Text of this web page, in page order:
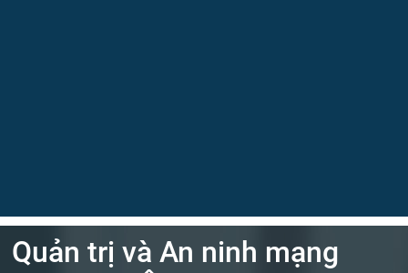
Quản trị và An ninh mạng